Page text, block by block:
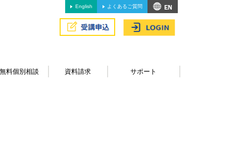
English よくあるご質問
無料個別相談 資料請求 サポート